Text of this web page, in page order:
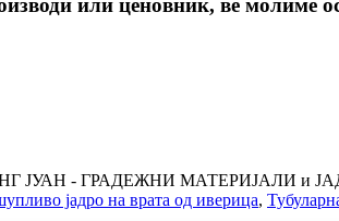
или ценовник, ве молиме
ЈУАН - ГРАДЕЖНИ МАТЕРИЈАЛИ и
јадро на врата од иверица,